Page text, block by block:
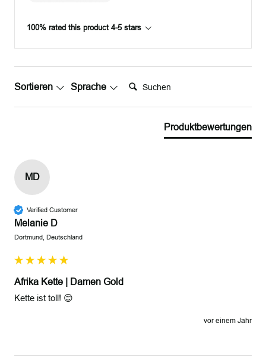
100% rated this product 4-5 stars
Sortieren Sprache Suchen:
Produktbewertungen
MD
Verified Customer
Melanie D
Dortmund, Deutschland
Afrika Kette | Damen Gold
Kette ist toll! 😊
vor einem Jahr